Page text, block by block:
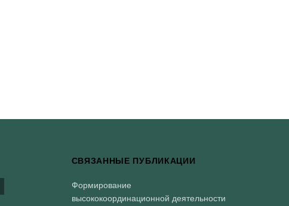
СВЯЗАННЫЕ ПУБЛИКАЦИИ
Формирование
высококоординационной деятельности